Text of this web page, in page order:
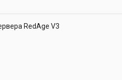
RedAge V3